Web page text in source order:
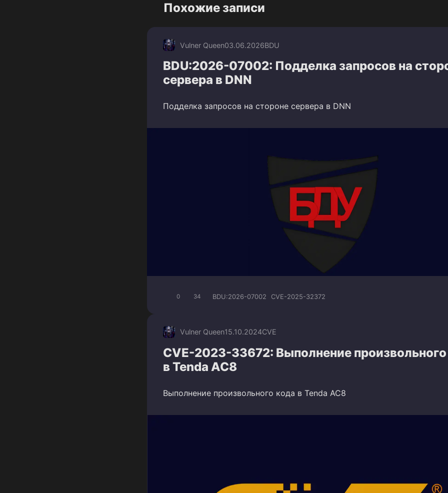
Похожие записи
Vulner Queen03.06.2026BDU
BDU:2026-07002: Подделка запросов на
сервера в DNN
Подделка запросов на стороне сервера в DNN
0 34 BDU:2026-07002 CVE-2025-32372
Vulner Queen15.10.2024CVE
CVE-2023-33672: Выполнение
в Tenda AC8
Выполнение произвольного кода в Tenda AC8